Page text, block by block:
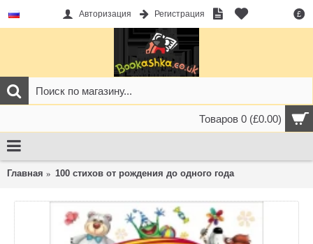
£
Авторизация Регистрация
Товаров 0 (£0.00)
Главная 100 стихов от рождения до одного года